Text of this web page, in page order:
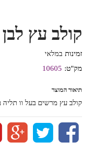
קולב עץ
זמינות במלאי
מק"ט: 10605
תיאור המוצר
קולב עץ מרשים בעל וו